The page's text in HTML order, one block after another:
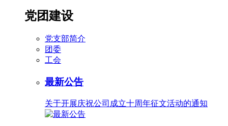
党团建设
党支部简介
团委
工会
最新公告
关于开展庆祝公司成立十周年征文活动的通知